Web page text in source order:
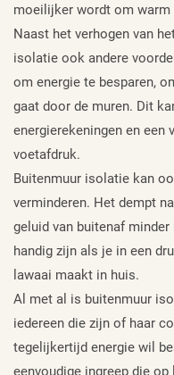
moeilijker wordt om warm
Naast het verhogen van
isolatie ook andere
om energie te besparen,
gaat door de muren. Dit
energierekeningen en een
voetafdruk.
Buitenmuur isolatie kan
verminderen. Het dempt
geluid van buitenaf
handig zijn als je in een
lawaai maakt in huis.
Al met al is buitenmuur
iedereen die zijn of haar
tegelijkertijd energie wil
eenvoudige ingreep die